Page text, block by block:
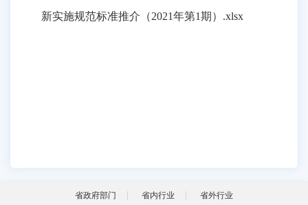
新实施规范标准推介（2021年第1期）.xlsx
省政府部门 省内行业 省外行业